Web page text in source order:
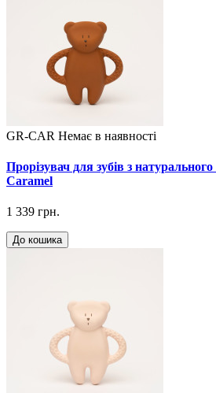
GR-CAR Немає в наявності
Прорізувач для зубів з
Caramel
1 339 грн.
До кошика